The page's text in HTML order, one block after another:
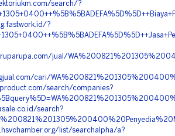
search/?
?
jual/
cari/
search/companies?
search?
list/searchalpha/a?